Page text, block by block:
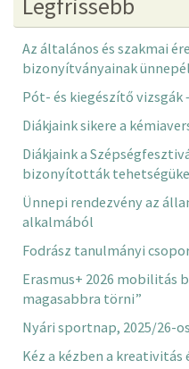
Az általános és szakmai
bizonyítványainak
Pót- és kiegészítő vizsgák
Diákjaink sikere a
Diákjaink a
bizonyították
Ünnepi rendezvény az
alkalmából
Fodrász tanulmányi
Erasmus+ 2026 mobilitás
magasabbra törni”
Nyári sportnap, 2025/26-
Kéz a kézben a kreativitás